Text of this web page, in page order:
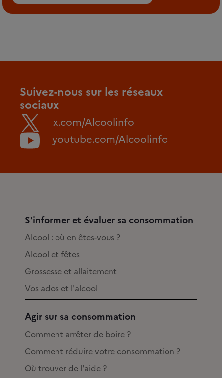
Suivez-nous sur les réseaux
sociaux
x.com/Alcoolinfo
youtube.com/Alcoolinfo
S'informer et évaluer sa consommation
Alcool : où en êtes-vous ?
Alcool et fêtes
Grossesse et allaitement
Vos ados et l'alcool
Agir sur sa consommation
Comment arrêter de boire ?
Comment réduire votre consommation ?
Où trouver de l'aide ?